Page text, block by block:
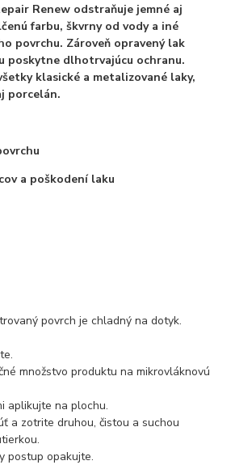
Renew odstraňuje jemné aj
farbu, škvrny od vody a iné
povrchu. Zároveň opravený lak
poskytne dlhotrvajúcu ochranu.
klasické a metalizované laky,
porcelán.
a poškodení laku
povrch je chladný na dotyk.
množstvo produktu na mikrovláknovú
aplikujte na plochu.
a zotrite druhou, čistou a suchou
postup opakujte.